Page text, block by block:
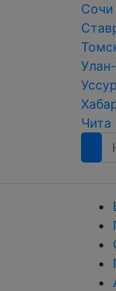
Сочи
Чита